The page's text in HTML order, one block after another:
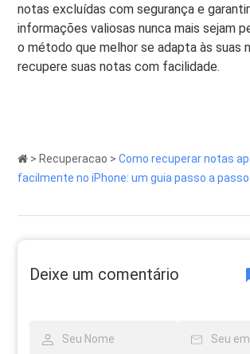
notas excluídas com segurança e
informações valiosas nunca mais sejam
o método que melhor se adapta às suas
recupere suas notas com facilidade.
> Recuperacao >Como recuperar notas
facilmente no iPhone: um guia passo a passo
Deixe um comentário